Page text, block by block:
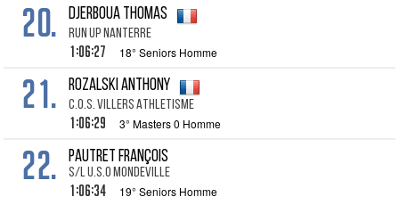
20. DJERBOUA THOMAS
RUN UP NANTERRE
1:06:27 18° Seniors Homme
21. ROZALSKI ANTHONY
C.O.S. VILLERS ATHLETISME
1:06:29 3° Masters 0 Homme
22. PAUTRET FRANÇOIS
S/L U.S.O MONDEVILLE
1:06:34 19° Seniors Homme